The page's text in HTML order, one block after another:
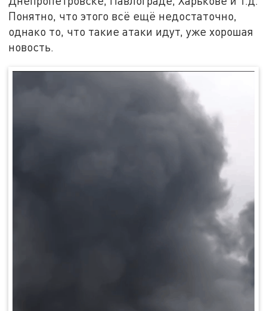
Понятно, что этого всё ещё недостаточно,
однако то, что такие атаки идут, уже хорошая
новость.